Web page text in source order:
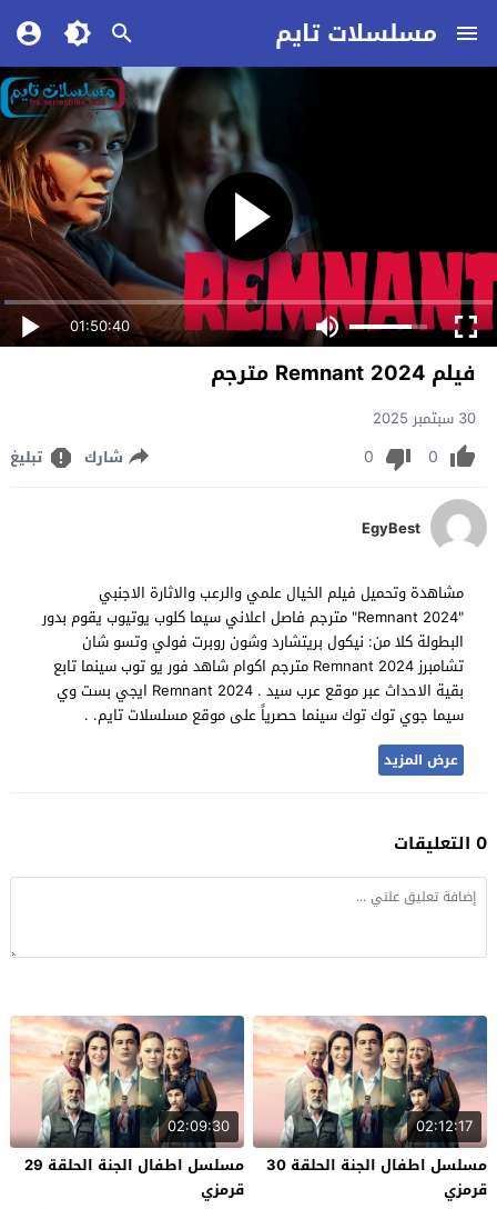
مسلسلات تايم
01:50:40
فيلم Remnant 2024 مترجم
30 سبتمبر 2025
0
0 شارك تبليغ
EgyBest
مشاهدة وتحميل فيلم الخيال علمي والرعب والاثارة الاجنبي
"Remnant 2024" مترجم فاصل اعلاني سيما كلوب يوتيوب يقوم بدور
البطولة كلا من: نيكول بريتشارد وشون روبرت فولي وتسو شان
تشامبرز Remnant 2024 مترجم اكوام شاهد فور يو توب سينما تابع
بقية الاحداث عبر موقع عرب سيد . Remnant 2024 ايجي بست وي
سيما جوي توك توك سينما حصرياً على موقع مسلسلات تايم. .
عرض المزيد
0 التعليقات
02:12:17
مسلسل اطفال الجنة الحلقة 30
قرمزي
02:09:30
مسلسل اطفال الجنة الحلقة 29
قرمزي